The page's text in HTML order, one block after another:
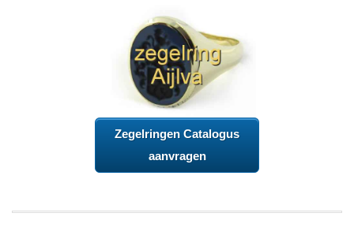
Zegelringen Catalogus
aanvragen